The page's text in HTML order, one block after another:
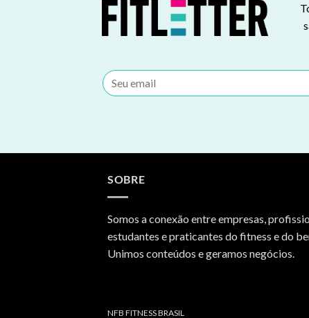
SOBRE
Somos a conexão entre empresas,
estudantes e praticantes do fitness e do
Unimos conteúdos e geramos negócios.
NFB FITNESS BRASIL